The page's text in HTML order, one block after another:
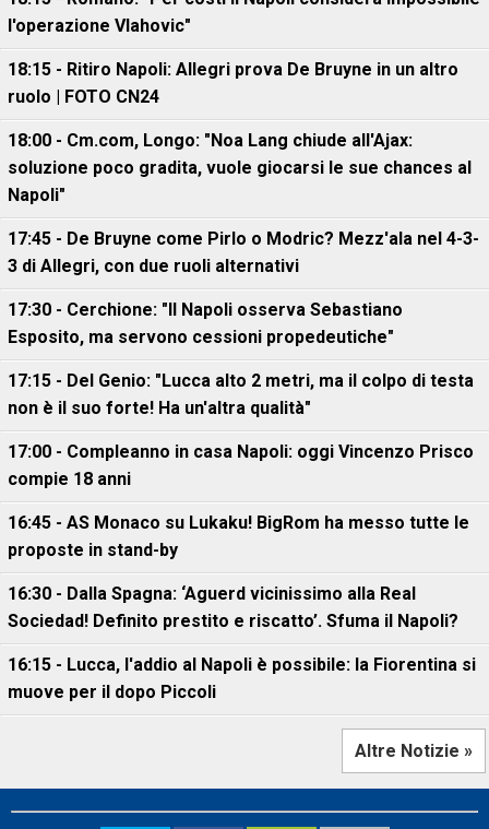
l'operazione Vlahovic"
18:15 - Ritiro Napoli: Allegri prova De Bruyne in un altro
ruolo | FOTO CN24
18:00 - Cm.com, Longo: "Noa Lang chiude all'Ajax:
soluzione poco gradita, vuole giocarsi le sue chances al
Napoli"
17:45 - De Bruyne come Pirlo o Modric? Mezz'ala nel 4-3-
3 di Allegri, con due ruoli alternativi
17:30 - Cerchione: "Il Napoli osserva Sebastiano
Esposito, ma servono cessioni propedeutiche"
17:15 - Del Genio: "Lucca alto 2 metri, ma il colpo di testa
non è il suo forte! Ha un'altra qualità"
17:00 - Compleanno in casa Napoli: oggi Vincenzo Prisco
compie 18 anni
16:45 - AS Monaco su Lukaku! BigRom ha messo tutte le
proposte in stand-by
16:30 - Dalla Spagna: ‘Aguerd vicinissimo alla Real
Sociedad! Definito prestito e riscatto’. Sfuma il Napoli?
16:15 - Lucca, l'addio al Napoli è possibile: la Fiorentina si
muove per il dopo Piccoli
Altre Notizie »